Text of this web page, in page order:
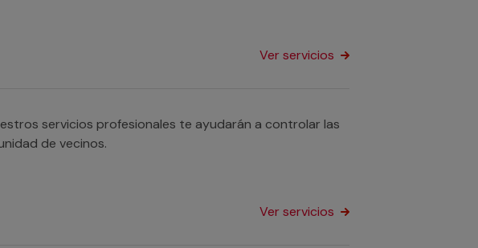
Ver servicios
servicios profesionales te ayudarán a controlar las
de vecinos.
Ver servicios